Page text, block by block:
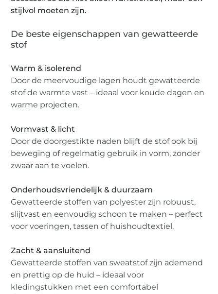
stijlvol moeten zijn.
De beste eigenschappen van gewatteerde
stof
Warm & isolerend
Door de meervoudige lagen houdt gewatteerde
stof de warmte vast – ideaal voor koude dagen en
warme projecten.
Vormvast & licht
Door de doorgestikte naden blijft de stof ook bij
beweging of regelmatig gebruik in vorm, zonder
zwaar aan te voelen.
Onderhoudsvriendelijk & duurzaam
Gewatteerde stoffen van polyester zijn robuust,
slijtvast en eenvoudig schoon te maken – perfect
voor voeringen, tassen of huishoudtextiel.
Zacht & aansluitend
Gewatteerde stoffen van sweatstof zijn ademend
en prettig op de huid – ideaal voor
kledingstukken met een comfortabel